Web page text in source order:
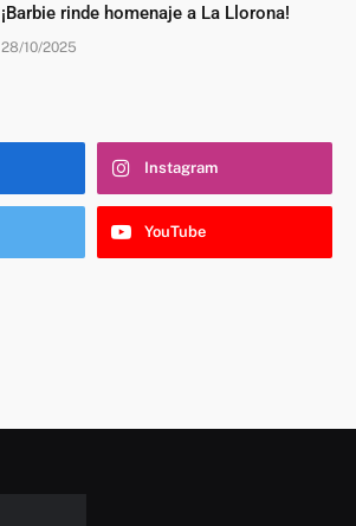
¡Barbie rinde homenaje a La Llorona!
28/10/2025
Instagram
YouTube